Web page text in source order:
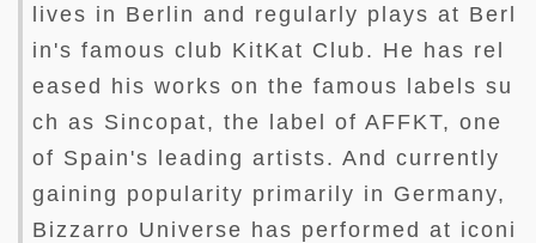
lives in Berlin and regularly plays at Berl
in's famous club KitKat Club. He has rel
eased his works on the famous labels su
ch as Sincopat, the label of AFFKT, one
of Spain's leading artists. And currently
gaining popularity primarily in Germany,
Bizzarro Universe has performed at iconi